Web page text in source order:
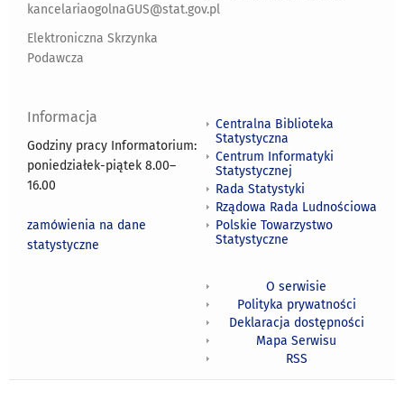
kancelariaogolnaGUS@stat.gov.pl
Elektroniczna Skrzynka
Podawcza
Informacja
Godziny pracy Informatorium:
poniedziałek-piątek 8.00–
16.00
zamówienia na dane
statystyczne
Centralna Biblioteka
Statystyczna
Centrum Informatyki
Statystycznej
Rada Statystyki
Rządowa Rada Ludnościowa
Polskie Towarzystwo
Statystyczne
O serwisie
Polityka prywatności
Deklaracja dostępności
Mapa Serwisu
RSS